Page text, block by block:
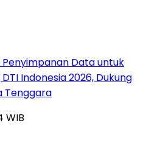
Penyimpanan Data untuk
Indonesia 2026, Dukung
Tenggara
WIB